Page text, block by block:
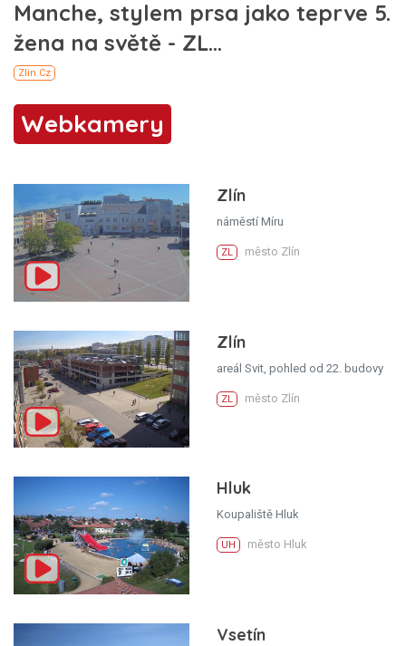
Webkamery
Zlín
náměstí Míru
ZL město Zlín
Zlín
areál Svit, pohled od 22. budovy
ZL město Zlín
Hluk
Koupaliště Hluk
UH město Hluk
Vsetín